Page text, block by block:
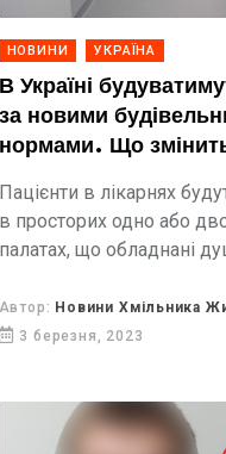
НОВИНИ УКРАЇНА
В Україні
за новими
нормами. Що
Пацієнти в лікарнях
в просторих одно або
палатах, що обладнані
облаштовані
відпочинку членів родин,
Автор: Новини Хмільника
3 березня, 2023